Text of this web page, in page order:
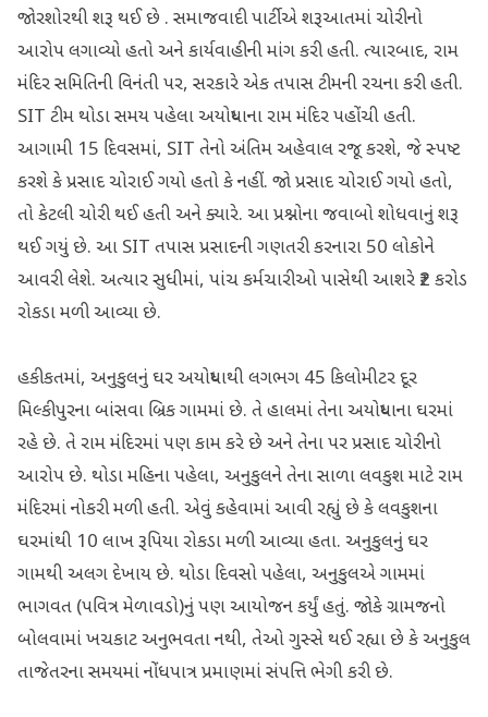
જોરશોરથી શરૂ થઈ છે . સમાજવાદી પાર્ટીએ શરૂઆતમાં ચોરીનો
આરોપ લગાવ્યો હતો અને કાર્યવાહીની માંગ કરી હતી. ત્યારબાદ, રામ
મંદિર સમિતિની વિનંતી પર, સરકારે એક તપાસ ટીમની રચના કરી હતી.
SIT ટીમ થોડા સમય પહેલા અયોધ્યાના રામ મંદિર પહોંચી હતી.
આગામી 15 દિવસમાં, SIT તેનો અંતિમ અહેવાલ રજૂ કરશે, જે સ્પષ્ટ
કરશે કે પ્રસાદ ચોરાઈ ગયો હતો કે નહીં. જો પ્રસાદ ચોરાઈ ગયો હતો,
તો કેટલી ચોરી થઈ હતી અને ક્યારે. આ પ્રશ્નોના જવાબો શોધવાનું શરૂ
થઈ ગયું છે. આ SIT તપાસ પ્રસાદની ગણતરી કરનારા 50 લોકોને
આવરી લેશે. અત્યાર સુધીમાં, પાંચ કર્મચારીઓ પાસેથી આશરે ₹2 કરોડ
રોકડા મળી આવ્યા છે.
હકીકતમાં, અનુકુલનું ઘર અયોધ્યાથી લગભગ 45 કિલોમીટર દૂર
મિલ્કીપુરના બાંસવા બ્રિક ગામમાં છે. તે હાલમાં તેના અયોધ્યાના ઘરમાં
રહે છે. તે રામ મંદિરમાં પણ કામ કરે છે અને તેના પર પ્રસાદ ચોરીનો
આરોપ છે. થોડા મહિના પહેલા, અનુકુલને તેના સાળા લવકુશ માટે રામ
મંદિરમાં નોકરી મળી હતી. એવું કહેવામાં આવી રહ્યું છે કે લવકુશના
ઘરમાંથી 10 લાખ રૂપિયા રોકડા મળી આવ્યા હતા. અનુકુલનું ઘર
ગામથી અલગ દેખાય છે. થોડા દિવસો પહેલા, અનુકુલએ ગામમાં
ભાગવત (પવિત્ર મેળાવડો)નું પણ આયોજન કર્યું હતું. જોકે ગ્રામજનો
બોલવામાં ખચકાટ અનુભવતા નથી, તેઓ ગુસ્સે થઈ રહ્યા છે કે અનુકુલ
તાજેતરના સમયમાં નોંધપાત્ર પ્રમાણમાં સંપત્તિ ભેગી કરી છે.